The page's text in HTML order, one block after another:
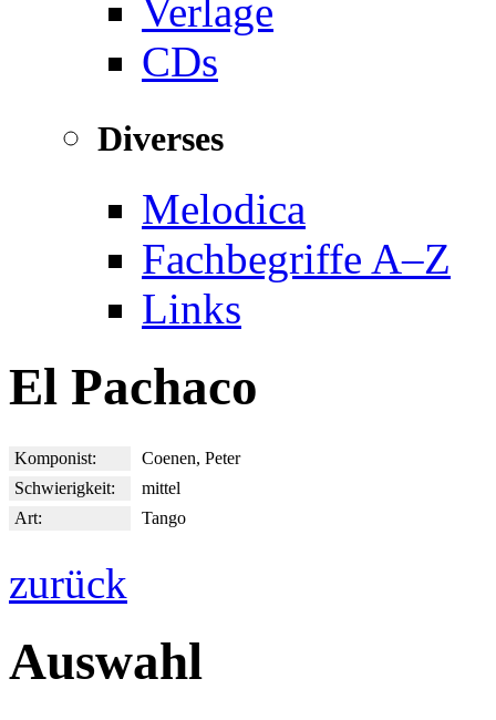
Verlage
CDs
Diverses
Melodica
Fachbegriffe A–Z
Links
El Pachaco
Komponist:
Coenen, Peter
Schwierigkeit:
mittel
Art:
Tango
zurück
Auswahl